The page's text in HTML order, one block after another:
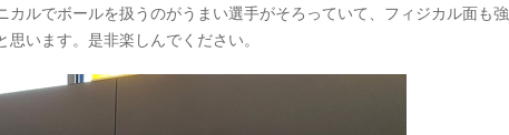
ルでボールを扱うのがうまい選手がそろっていて、フィジカル面も強
います。是非楽しんでください。